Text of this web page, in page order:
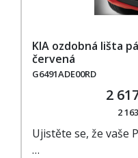
KIA ozdobná lišta
červená
G6491ADE00RD
2
2
Ujistěte se, že vaše
…